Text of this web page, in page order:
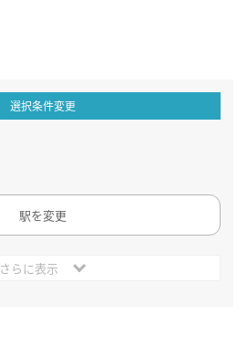
選択条件変更
駅を変更
さらに表示